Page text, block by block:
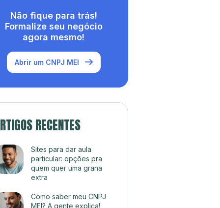
Não fique para trás!
Formalize seu negócio
agora mesmo!
Abrir um CNPJ MEI
RECENTES
Sites para dar aula
particular: opções pra
quem quer uma grana
extra
Como saber meu CNPJ
MEI? A gente explica!